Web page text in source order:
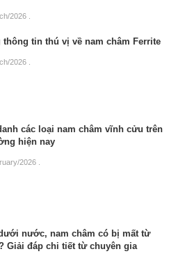
2026
thông tin thú vị về nam châm Ferrite
2026
các loại nam châm vĩnh cửu trên
hiện nay
2026
nước, nam châm có bị mất từ
Giải đáp chi tiết từ chuyên gia